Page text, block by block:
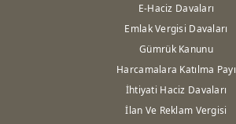
E-Haciz Davaları
Emlak Vergisi Davaları
Gümrük Kanunu
Harcamalara Katılma Payı
İhtiyati Haciz Davaları
İlan Ve Reklam Vergisi